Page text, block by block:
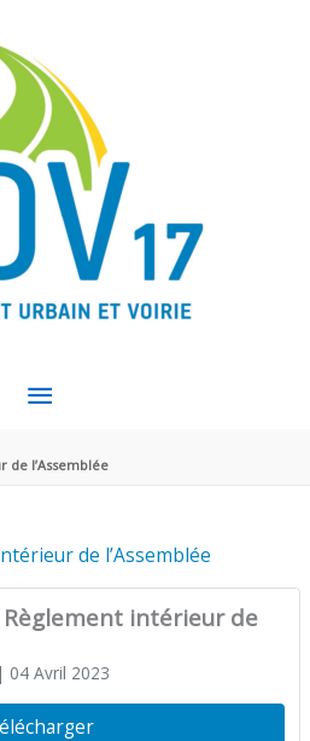
MENU
PRINCIPAL
de l’Assemblée
de l’Assemblée
Règlement intérieur de
| 04 Avril 2023